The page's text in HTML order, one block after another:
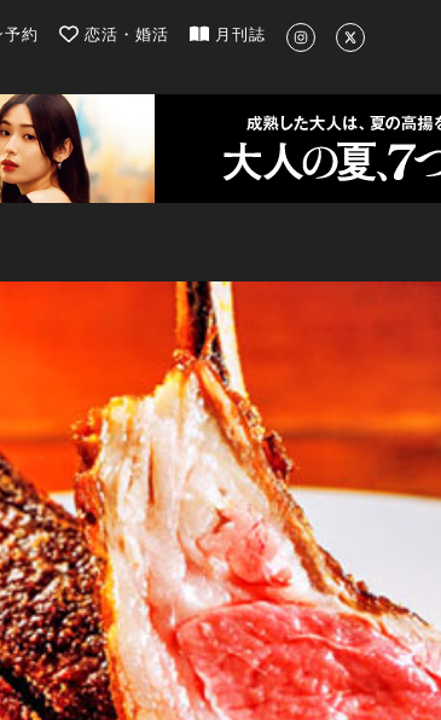
| 最新のグルメ、洗練されたライフスタイル情報
予約 恋活・婚活 月刊誌